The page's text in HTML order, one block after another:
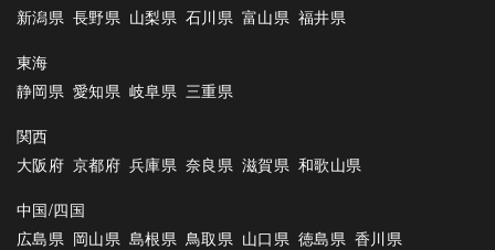
新潟県 長野県 山梨県 石川県 富山県 福井県
東海
静岡県 愛知県 岐阜県 三重県
関西
大阪府 京都府 兵庫県 奈良県 滋賀県 和歌山県
中国/四国
広島県 岡山県 島根県 鳥取県 山口県 徳島県 香川県